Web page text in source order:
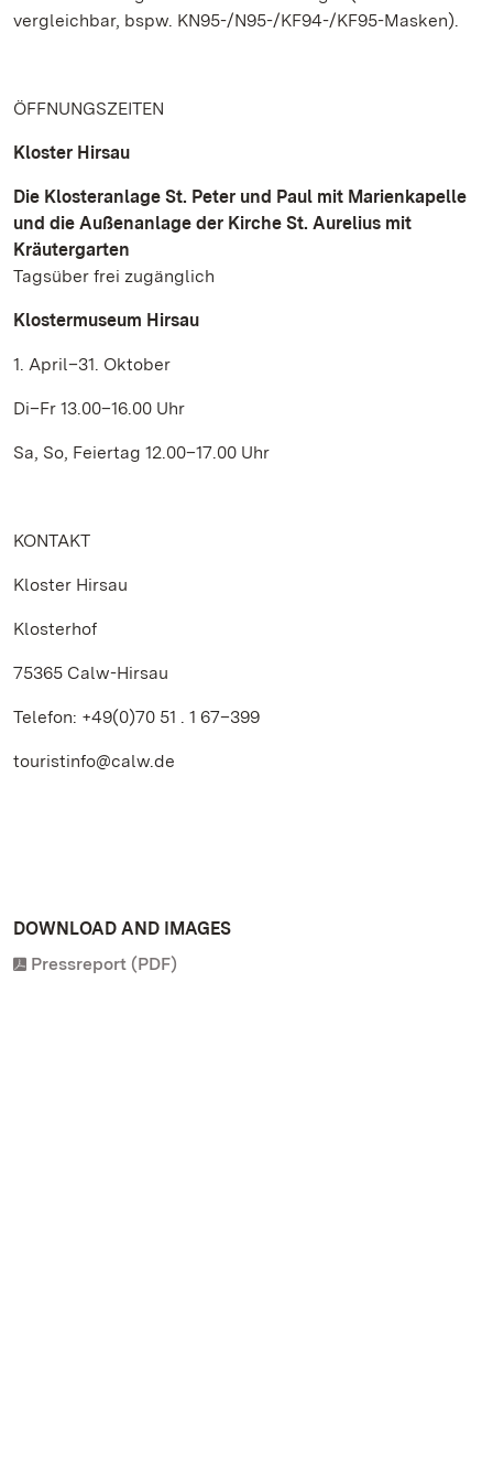
vergleichbar, bspw. KN95-/N95-/KF94-/KF95-Masken).
ÖFFNUNGSZEITEN
Kloster Hirsau
Die Klosteranlage St. Peter und Paul mit Marienkapelle
und die Außenanlage der Kirche St. Aurelius mit
Kräutergarten
Tagsüber frei zugänglich
Klostermuseum Hirsau
1. April–31. Oktober
Di–Fr 13.00–16.00 Uhr
Sa, So, Feiertag 12.00–17.00 Uhr
KONTAKT
Kloster Hirsau
Klosterhof
75365 Calw-Hirsau
Telefon: +49(0)70 51 . 1 67–399
touristinfo@calw.de
DOWNLOAD AND IMAGES
Pressreport (PDF)